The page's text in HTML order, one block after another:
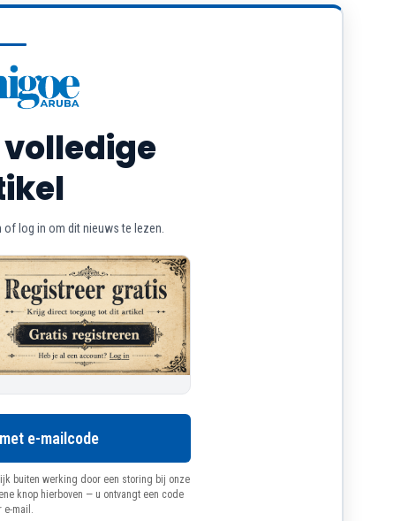
doorgaans uit:
ruige kustgebieden, open landschappen en
rond de Natural Bridge en locaties aan de
over de omgeving en geschiedenis van Aruba
tijd een breed beeld van het eiland willen krijgen,
van Aruba
volledige
log in om dit nieuws te lezen.
e-mailcode
buiten werking door een storing bij onze
knop hierboven — u ontvangt een code
e-mail.